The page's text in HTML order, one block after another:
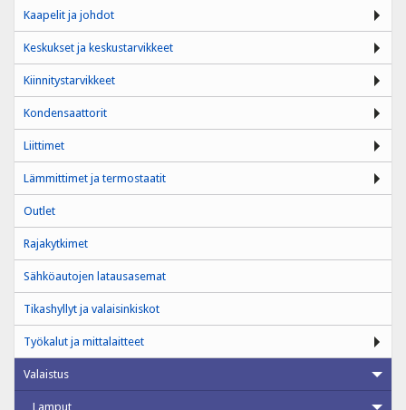
Kaapelit ja johdot
Keskukset ja keskustarvikkeet
Kiinnitystarvikkeet
Kondensaattorit
Liittimet
Lämmittimet ja termostaatit
Outlet
Rajakytkimet
Sähköautojen latausasemat
Tikashyllyt ja valaisinkiskot
Työkalut ja mittalaitteet
Valaistus
Lamput